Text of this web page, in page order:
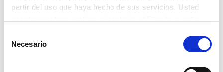
partir del uso que haya hecho de sus servicios. Usted
Necesario